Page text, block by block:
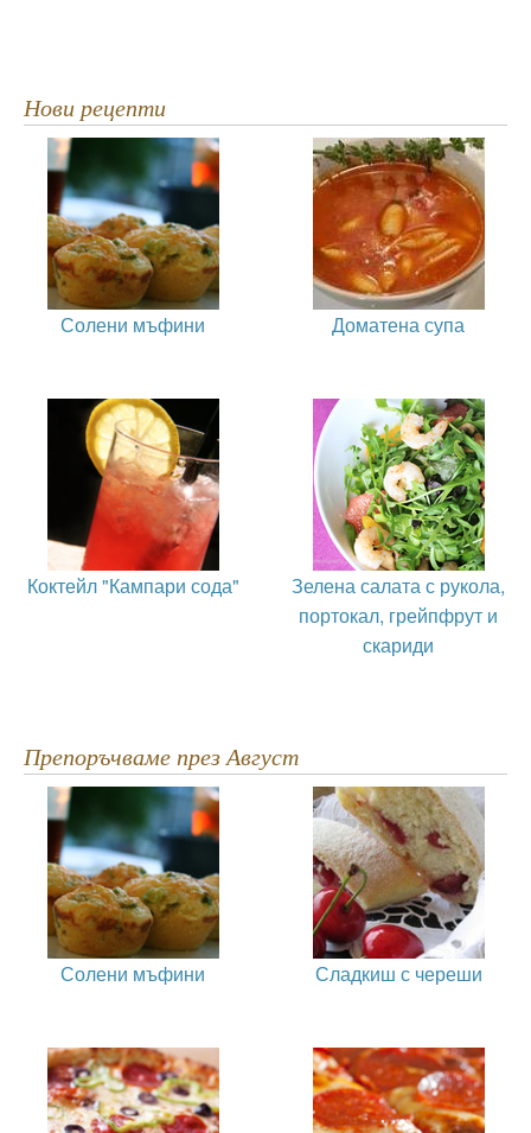
Нови рецепти
Солени мъфини Доматена супа
Коктейл "Кампари сода"
Зелена салата с рукола,
портокал, грейпфрут и
скариди
Препоръчваме през Август
Солени мъфини Сладкиш с череши